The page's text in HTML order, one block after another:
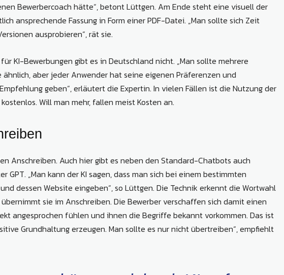
Bewerbercoach hätte“, betont Lüttgen. Am Ende steht eine visuell der
ansprechende Fassung in Form einer PDF-Datei. „Man sollte sich Zeit
ausprobieren“, rät sie.
KI-Bewerbungen gibt es in Deutschland nicht. „Man sollte mehrere
aber jeder Anwender hat seine eigenen Präferenzen und
geben“, erläutert die Expertin. In vielen Fällen ist die Nutzung der
Will man mehr, fallen meist Kosten an.
Anschreiben. Auch hier gibt es neben den Standard-Chatbots auch
GPT. „Man kann der KI sagen, dass man sich bei einem bestimmten
dessen Website eingeben“, so Lüttgen. Die Technik erkennt die Wortwahl
sie im Anschreiben. Die Bewerber verschaffen sich damit einen
angesprochen fühlen und ihnen die Begriffe bekannt vorkommen. Das ist
Grundhaltung erzeugen. Man sollte es nur nicht übertreiben“, empfiehlt